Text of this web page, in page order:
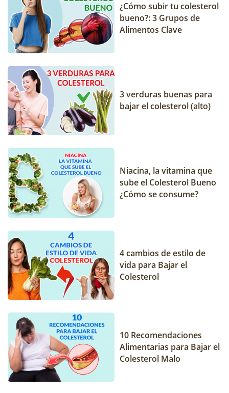
¿Cómo subir tu colesterol
bueno?: 3 Grupos de
Alimentos Clave
3 verduras buenas para
bajar el colesterol (alto)
Niacina, la vitamina que
sube el Colesterol Bueno
¿Cómo se consume?
4 cambios de estilo de
vida para Bajar el
Colesterol
10 Recomendaciones
Alimentarias para Bajar el
Colesterol Malo